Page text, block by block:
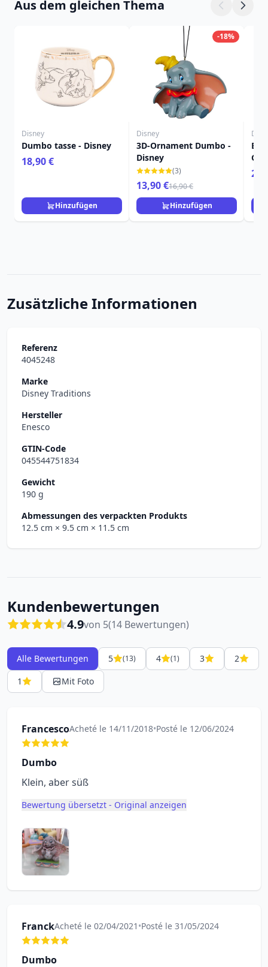
Aus dem gleichen Thema
Disney
Dumbo tasse - Disney
18,90 €
Hinzufügen
-18%
Disney
3D-Ornament Dumbo -
Disney
(3)
13,90 €16,90 €
Hinzufügen
Zusätzliche Informationen
Referenz
4045248
Marke
Disney Traditions
Hersteller
Enesco
GTIN-Code
045544751834
Gewicht
190 g
Abmessungen des verpackten Produkts
12.5 cm × 9.5 cm × 11.5 cm
Kundenbewertungen
4.9von 5(14 Bewertungen)
Alle Bewertungen 5 (13) 4 (1) 3
2
1
Mit Foto
FrancescoAcheté le 14/11/2018•Posté le 12/06/2024
Dumbo
Klein, aber süß
Bewertung übersetzt - Original anzeigen
FranckAcheté le 02/04/2021 •Posté le 31/05/2024
Dumbo